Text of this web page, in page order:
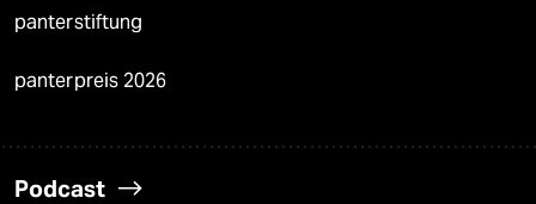
panterstiftung
panterpreis 2026
Podcast